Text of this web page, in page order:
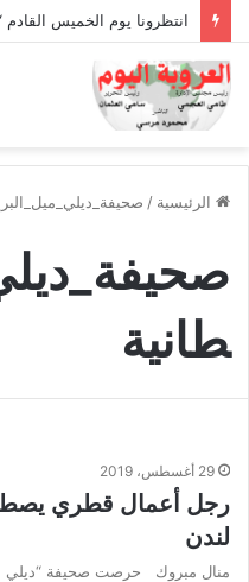
الرئيسية /
طانية
29 أغسطس، 2019
رجل أعمال قطري
لندن
منال مبروك حرصت صحيفة “ديلي